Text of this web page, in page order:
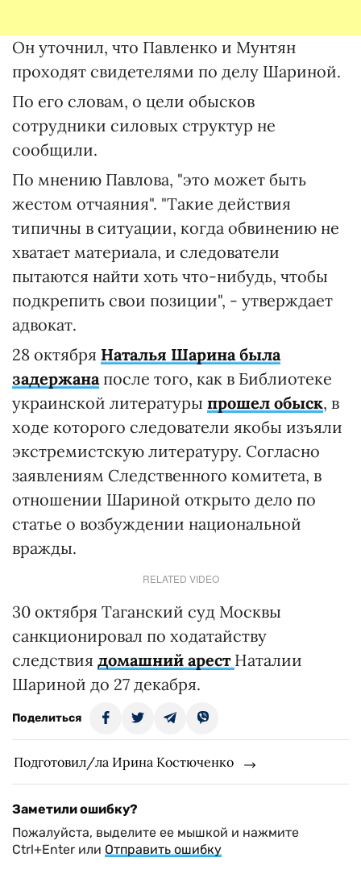
Он уточнил, что Павленко и Мунтян
проходят свидетелями по делу Шариной.
По его словам, о цели обысков
сотрудники силовых структур не
сообщили.
По мнению Павлова, "это может быть
жестом отчаяния". "Такие действия
типичны в ситуации, когда обвинению не
хватает материала, и следователи
пытаются найти хоть что-нибудь, чтобы
подкрепить свои позиции", - утверждает
адвокат.
28 октября Наталья Шарина была
задержанапосле того, как в Библиотеке
украинской литературы прошел обыск, в
ходе которого следователи якобы изъяли
экстремистскую литературу. Согласно
заявлениям Следственного комитета, в
отношении Шариной открыто дело по
статье о возбуждении национальной
вражды.
RELATED VIDEO
30 октября Таганский суд Москвы
санкционировал по ходатайству
следствия домашний арест Наталии
Шариной до 27 декабря.
Поделиться
Подготовил/ла Ирина Костюченко
Заметили ошибку?
Пожалуйста, выделите ее мышкой и нажмите
Ctrl+Enter или Отправить ошибку